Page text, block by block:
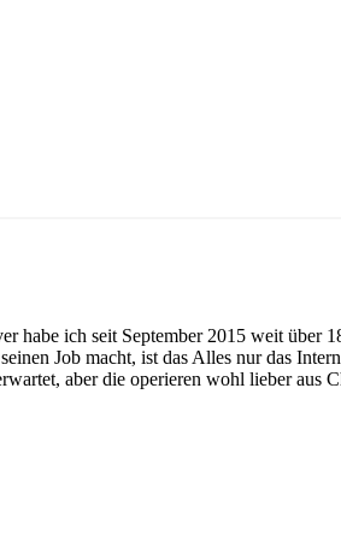
habe ich seit September 2015 weit
Job macht, ist das Alles nur das
aber die operieren wohl lieber aus